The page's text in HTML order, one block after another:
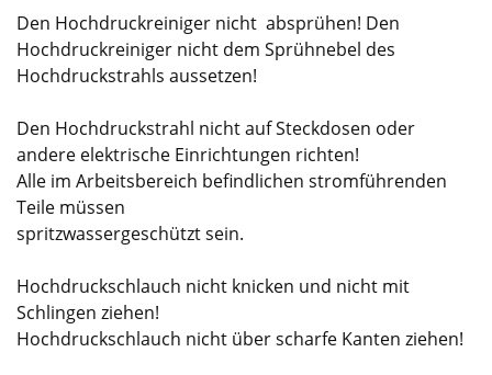
Den Hochdruckreiniger nicht absprühen! Den
Hochdruckreiniger nicht dem Sprühnebel des
Hochdruckstrahls aussetzen!
Den Hochdruckstrahl nicht auf Steckdosen oder
andere elektrische Einrichtungen richten!
Alle im Arbeitsbereich befindlichen stromführenden
Teile müssen
spritzwassergeschützt sein.
Hochdruckschlauch nicht knicken und nicht mit
Schlingen ziehen!
Hochdruckschlauch nicht über scharfe Kanten ziehen!